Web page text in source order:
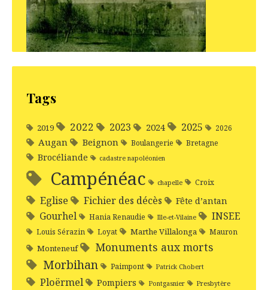
Tags
2019 2022 2023 2024 2025 2026
Augan Beignon Boulangerie Bretagne
Brocéliande cadastre napoléonien
Campénéac chapelle Croix
Eglise Fichier des décès Fête d’antan
Gourhel Hania Renaudie Ille-et-Vilaine INSEE
Louis Sérazin Loyat Marthe Villalonga Mauron
Monteneuf Monuments aux morts
Morbihan Paimpont Patrick Chobert
Ploërmel Pompiers Pontgasnier Presbytère